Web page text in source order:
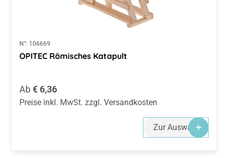
N°: 106669
OPITEC Römisches Katapult
Regulärer Preis:
Ab€ 6,36
Preise inkl. MwSt. zzgl. Versandkosten
Zur Auswahl